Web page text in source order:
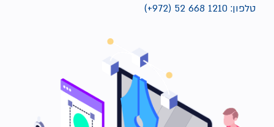
טלפון: 1210 668 52 (972+)